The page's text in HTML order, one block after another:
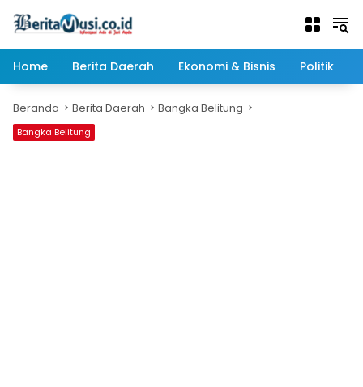
Home
Berita Daerah Ekonomi & Bisnis Politik
Beranda Berita Daerah Bangka Belitung
Bangka Belitung